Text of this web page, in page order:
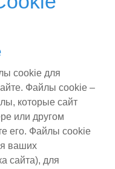
cookie для
Файлы cookie –
которые сайт
или другом
его. Файлы cookie
ваших
сайта), для